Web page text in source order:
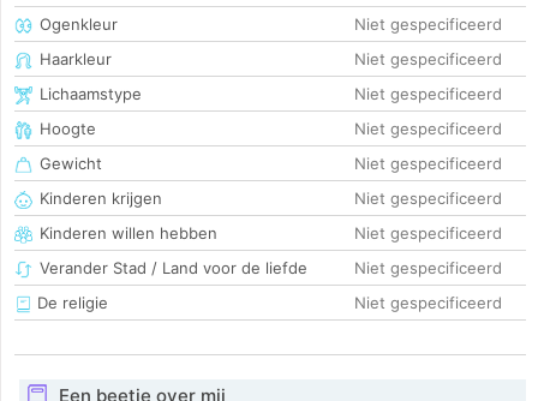
Ogenkleur
Niet gespecificeerd
Haarkleur
Niet gespecificeerd
Lichaamstype
Niet gespecificeerd
Hoogte
Niet gespecificeerd
Gewicht
Niet gespecificeerd
Kinderen krijgen
Niet gespecificeerd
Kinderen willen hebben
Niet gespecificeerd
Verander Stad / Land voor de liefde
Niet gespecificeerd
De religie
Niet gespecificeerd
Een beetje over mij